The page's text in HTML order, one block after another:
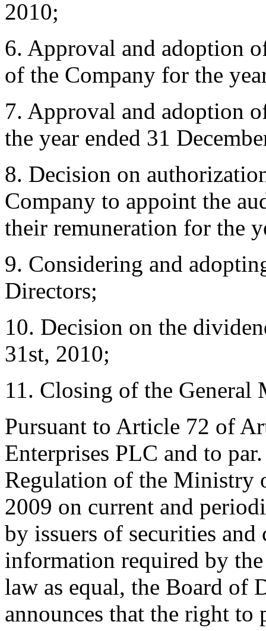
2010;
6. Approval and adoption
of the Company for the
7. Approval and adoption
the year ended 31
8. Decision on
Company to appoint the
their remuneration for the
9. Considering and
Directors;
10. Decision on the
31st, 2010;
11. Closing of the General
Pursuant to Article 72 of
Enterprises PLC and to
Regulation of the Ministry
2009 on current and
by issuers of securities
information required by
law as equal, the Board of
announces that the right to